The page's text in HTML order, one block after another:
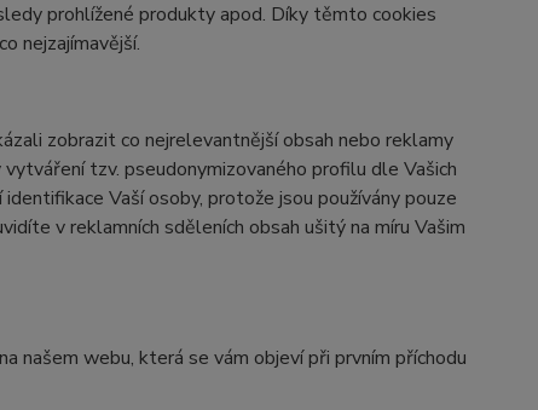
prohlížené produkty apod. Díky těmto cookies
nejzajímavější.
zobrazit co nejrelevantnější obsah nebo reklamy
tzv. pseudonymizovaného profilu dle Vašich
Vaší osoby, protože jsou používány pouze
v reklamních sděleních obsah ušitý na míru Vašim
našem webu, která se vám objeví při prvním příchodu